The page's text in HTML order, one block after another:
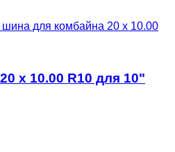
шина для комбайна 20 x 10.00
x 10.00 R10 для 10"